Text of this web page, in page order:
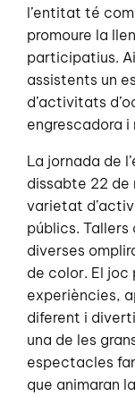
l’entitat té
promoure la
participatius.
assistents un
d’activitats
engrescadora i
La jornada de
dissabte 22 de
varietat
públics.
diverses
de color. El
experiències,
diferent i
una de les
espectacles
que animaran